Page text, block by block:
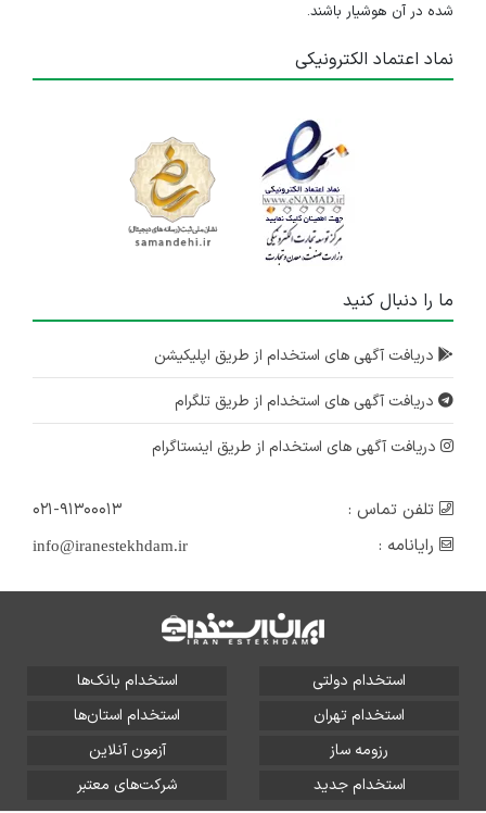
شده در آن هوشیار باشند.
نماد اعتماد الکترونیکی
ما را دنبال کنید
دریافت آگهی های استخدام از طریق اپلیکیشن
دریافت آگهی های استخدام از طریق تلگرام
دریافت آگهی های استخدام از طریق اینستاگرام
تلفن تماس :
۰۲۱-۹۱۳۰۰۰۱۳
رایانامه :
info@iranestekhdam.ir
استخدام دولتی
استخدام بانک‌ها
استخدام تهران
استخدام استان‌ها
رزومه ساز
آزمون آنلاین
استخدام جدید
شرکت‌های معتبر